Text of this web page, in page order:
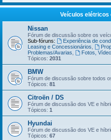
Veículos elétricos
Nissan
Fórum de discussão sobre os
Sub-fóruns:
Experiência de
Leasing e Concessionários
Problemas/Avarias
Fotos,
Tópicos: 2031
BMW
Fórum de discussão sobre todos
Tópicos: 81
Citroën / DS
Fórum de discussão dos VE e
Tópicos: 1
Hyundai
Fórum de discussão dos VE e
Tópicos: 67